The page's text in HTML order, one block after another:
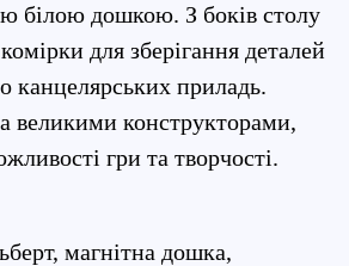
білою дошкою. З боків столу
для зберігання деталей
канцелярських приладь.
великими конструкторами,
гри та творчості.
магнітна дошка,